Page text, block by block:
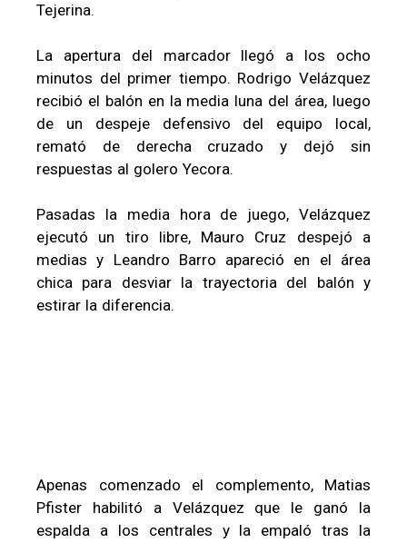
Tejerina.
La apertura del marcador llegó a los ocho
minutos del primer tiempo. Rodrigo Velázquez
recibió el balón en la media luna del área, luego
de un despeje defensivo del equipo local,
remató de derecha cruzado y dejó sin
respuestas al golero Yecora.
Pasadas la media hora de juego, Velázquez
ejecutó un tiro libre, Mauro Cruz despejó a
medias y Leandro Barro apareció en el área
chica para desviar la trayectoria del balón y
estirar la diferencia.
Apenas comenzado el complemento, Matias
Pfister habilitó a Velázquez que le ganó la
espalda a los centrales y la empaló tras la